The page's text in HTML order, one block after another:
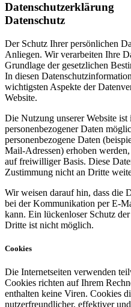
Datenschutzerklärung
Datenschutz
Der Schutz Ihrer persönlichen
Anliegen. Wir verarbeiten Ihre
Grundlage der gesetzlichen
In diesen
wichtigsten Aspekte der
Website.
Die Nutzung unserer Website
personenbezogener Daten
personenbezogene Daten
Mail-Adressen) erhoben
auf freiwilliger Basis. Diese
Zustimmung nicht an Dritte
Wir weisen darauf hin, dass die
bei der Kommunikation per E-
kann. Ein lückenloser Schutz
Dritte ist nicht möglich.
Cookies
Die Internetseiten verwenden
Cookies richten auf Ihrem
enthalten keine Viren. Cookies
nutzerfreundlicher, effektiver